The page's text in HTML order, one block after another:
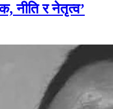
नीति र नेतृत्व’